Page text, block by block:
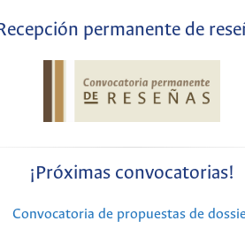
permanente de
¡Próximas convocatorias!
Convocatoria de propuestas de